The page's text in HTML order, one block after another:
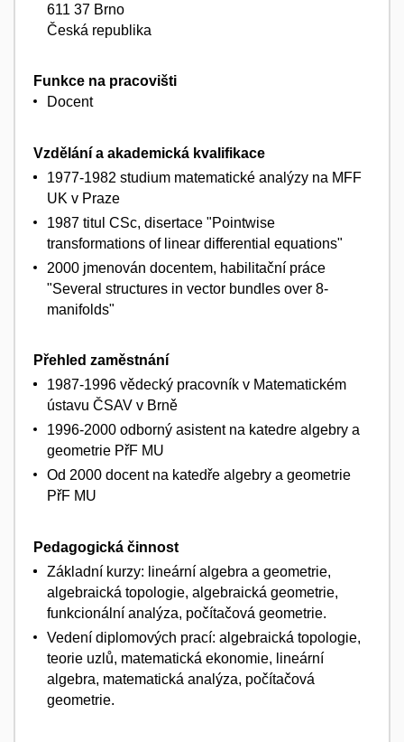
611 37 Brno
Česká republika
Funkce na pracovišti
Docent
Vzdělání a akademická kvalifikace
1977-1982 studium matematické analýzy na MFF
UK v Praze
1987 titul CSc, disertace "Pointwise
transformations of linear differential equations"
2000 jmenován docentem, habilitační práce
"Several structures in vector bundles over 8-
manifolds"
Přehled zaměstnání
1987-1996 vědecký pracovník v Matematickém
ústavu ČSAV v Brně
1996-2000 odborný asistent na katedre algebry a
geometrie PřF MU
Od 2000 docent na katedře algebry a geometrie
PřF MU
Pedagogická činnost
Základní kurzy: lineární algebra a geometrie,
algebraická topologie, algebraická geometrie,
funkcionální analýza, počítačová geometrie.
Vedení diplomových prací: algebraická topologie,
teorie uzlů, matematická ekonomie, lineární
algebra, matematická analýza, počítačová
geometrie.